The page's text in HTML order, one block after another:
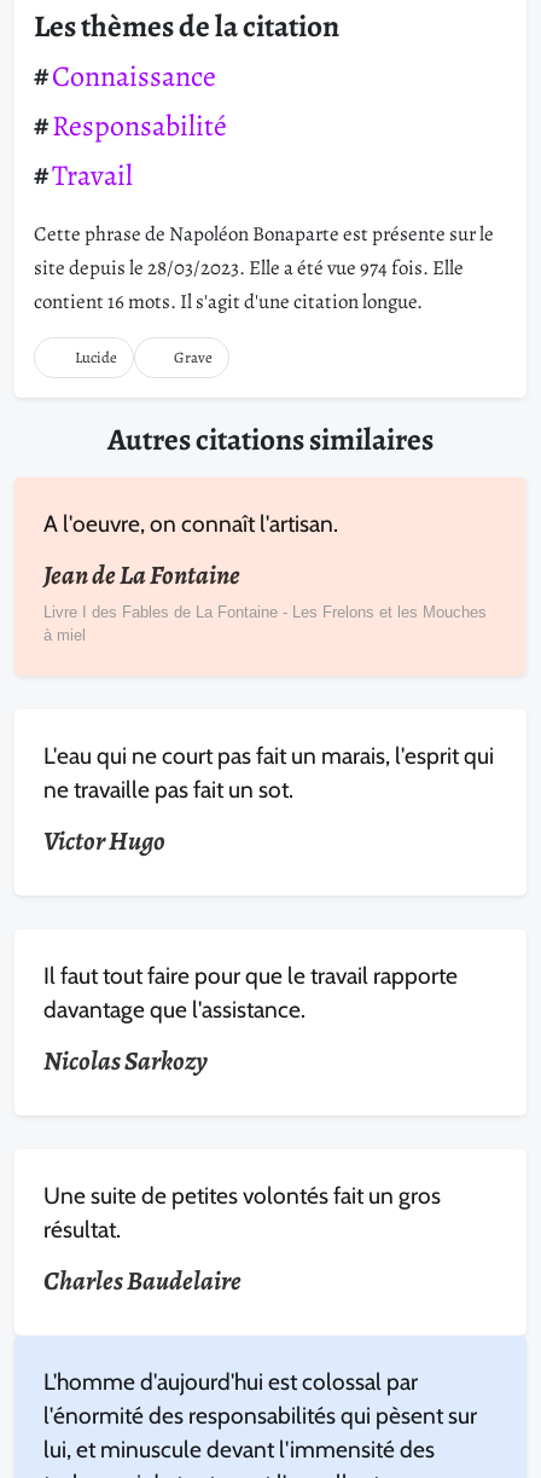
Les thèmes de la citation
Connaissance
Responsabilité
Travail
Cette phrase de Napoléon Bonaparte est présente sur le
site depuis le 28/03/2023. Elle a été vue 974 fois. Elle
contient 16 mots. Il s'agit d'une citation longue.
Lucide Grave
Autres citations similaires
A l'oeuvre, on connaît l'artisan.
Jean de La Fontaine
Livre I des Fables de La Fontaine - Les Frelons et les Mouches
à miel
L'eau qui ne court pas fait un marais, l'esprit qui
ne travaille pas fait un sot.
Victor Hugo
Il faut tout faire pour que le travail rapporte
davantage que l'assistance.
Nicolas Sarkozy
Une suite de petites volontés fait un gros
résultat.
Charles Baudelaire
L'homme d'aujourd'hui est colossal par
l'énormité des responsabilités qui pèsent sur
lui, et minuscule devant l'immensité des